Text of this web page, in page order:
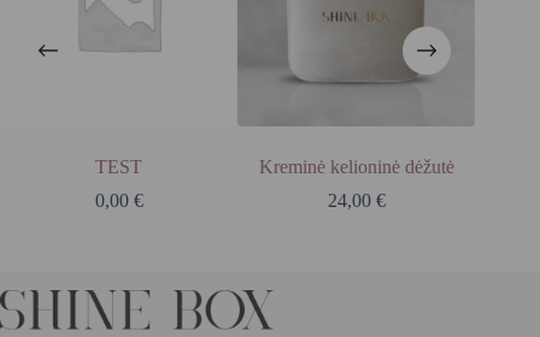
TEST
0,00 €
Kreminė kelioninė dėžutė
24,00 €